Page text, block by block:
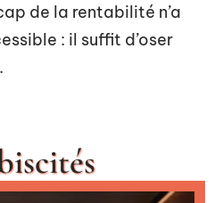
de la rentabilité n’a
: il suffit d’oser